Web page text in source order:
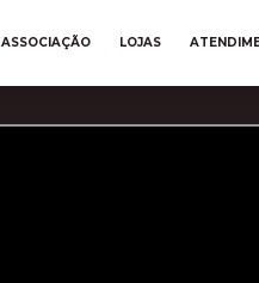
ASSOCIAÇÃO LOJAS